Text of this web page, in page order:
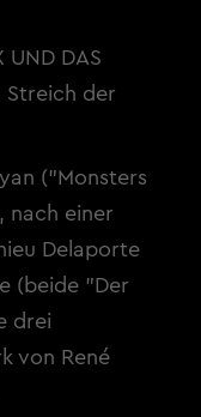
UND DAS
Streich der
("Monsters
nach einer
Delaporte
(beide "Der
drei
von René